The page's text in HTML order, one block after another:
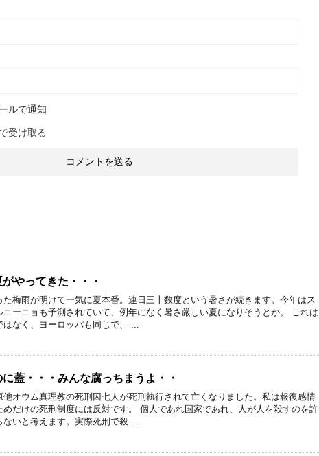
ルで通知
受け取る
やってきた・・・
た梅雨が明けて一気に夏本番。連日三十数度という暑さが続きます。今年はス
ニーニョも予測されていて、例年になく暑さ厳しい夏になりそうとか。 これは
はなく、ヨーロッパも同じで、 ...
蓋・・・みんな腐っちまうよ・・
他オウム真理教の死刑囚七人が死刑執行されて亡くなりました。私は報復感情
めだけの死刑制度には反対です。 個人であれ国家であれ、人が人を殺すのを許
ないと考えます。実際死刑で殺 ...